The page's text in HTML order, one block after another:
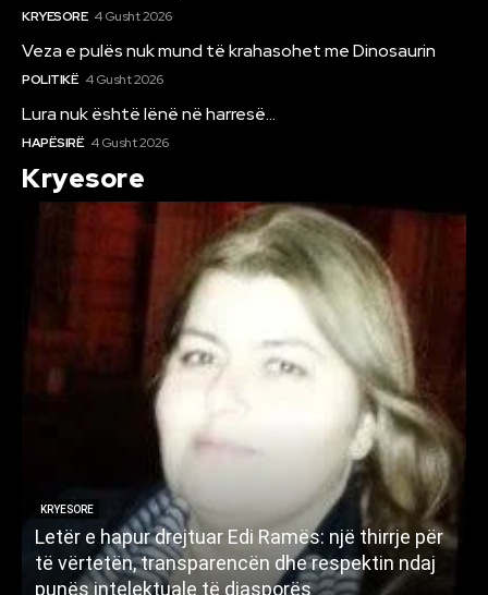
KRYESORE 4 Gusht 2026
Veza e pulës nuk mund të krahasohet me Dinosaurin
POLITIKË 4 Gusht 2026
Lura nuk është lënë në harresë…
HAPËSIRË 4 Gusht 2026
Kryesore
KRYESORE
Letër e hapur drejtuar Edi Ramës: një thirrje për
të vërtetën, transparencën dhe respektin ndaj
punës intelektuale të diasporës